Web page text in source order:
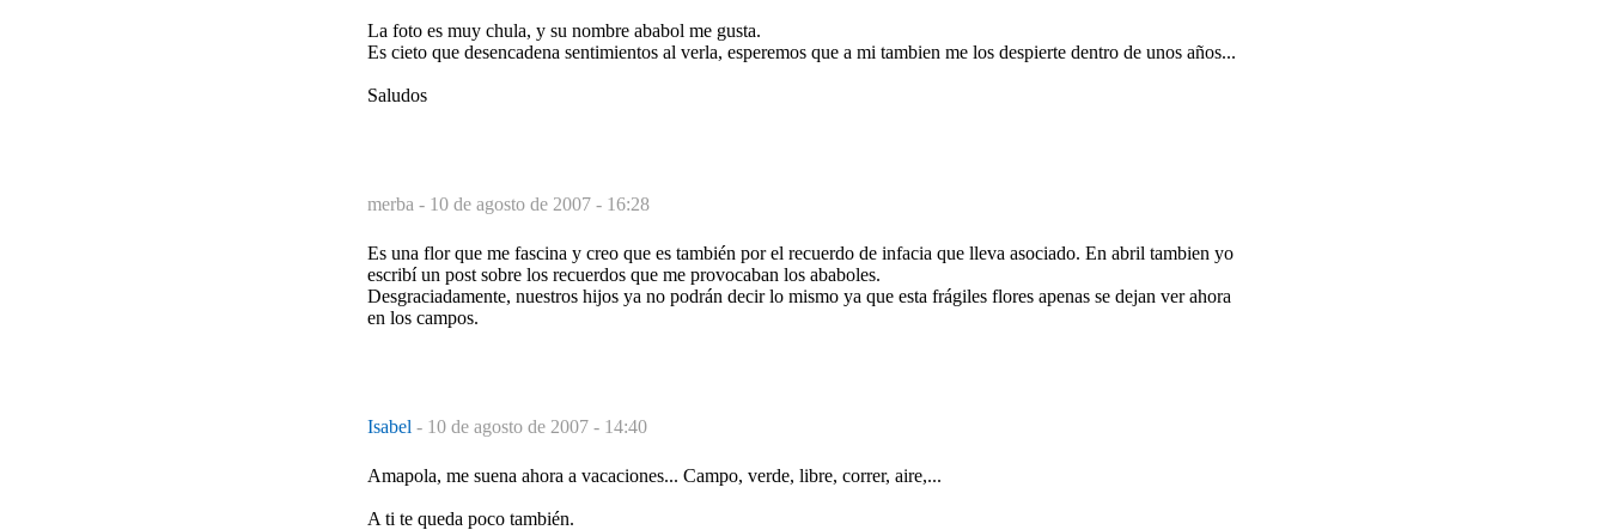
La foto es muy chula, y su nombre ababol me gusta.
Es cieto que desencadena sentimientos al verla, esperemos que a mi tambien me los despierte dentro de unos años...
Saludos
merba - 10 de agosto de 2007 - 16:28
Es una flor que me fascina y creo que es también por el recuerdo de infacia que lleva asociado. En abril tambien yo
escribí un post sobre los recuerdos que me provocaban los ababoles.
Desgraciadamente, nuestros hijos ya no podrán decir lo mismo ya que esta frágiles flores apenas se dejan ver ahora
en los campos.
Isabel - 10 de agosto de 2007 - 14:40
Amapola, me suena ahora a vacaciones... Campo, verde, libre, correr, aire,...
A ti te queda poco también.